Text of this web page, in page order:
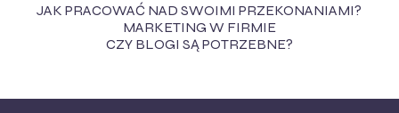
JAK PRACOWAĆ NAD SWOIMI PRZEKONANIAMI?
MARKETING W FIRMIE
CZY BLOGI SĄ POTRZEBNE?